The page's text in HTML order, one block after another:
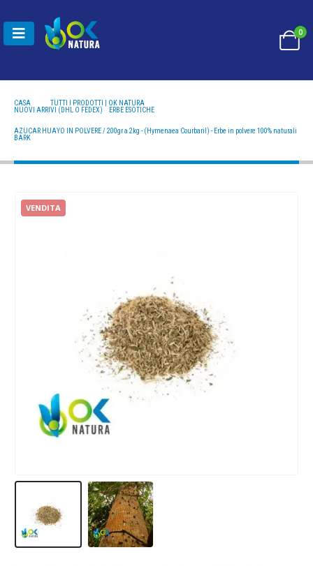
0
CASA
TUTTI I PRODOTTI | OK NATURA
NUOVI ARRIVI (DHL O FEDEX)
ERBE ESOTICHE
AZUCAR HUAYO IN POLVERE / 200GR A 2KG - (HYMENAEA COURBARIL) - ERBE IN POLVERE
AZUCAR HUAYO IN POLVERE / 200gr a 2kg - (Hymenaea Courbaril) - Erbe in polvere 100% naturali
BARK
VENDITA